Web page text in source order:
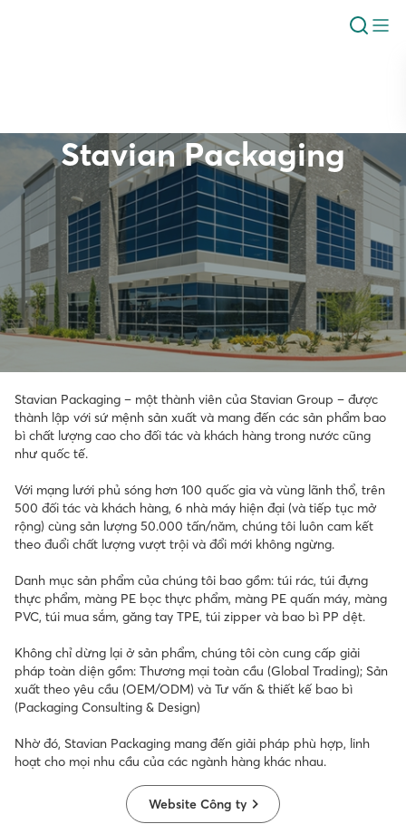
Stavian Packaging
Giới thiệu
Stavian Packaging – một thành viên của Stavian Group – được
thành lập với sứ mệnh sản xuất và mang đến các sản phẩm bao
bì chất lượng cao cho đối tác và khách hàng trong nước cũng
như quốc tế.
Với mạng lưới phủ sóng hơn 100 quốc gia và vùng lãnh thổ, trên
500 đối tác và khách hàng, 6 nhà máy hiện đại (và tiếp tục mở
rộng) cùng sản lượng 50.000 tấn/năm, chúng tôi luôn cam kết
theo đuổi chất lượng vượt trội và đổi mới không ngừng.
Danh mục sản phẩm của chúng tôi bao gồm: túi rác, túi đựng
thực phẩm, màng PE bọc thực phẩm, màng PE quấn máy, màng
PVC, túi mua sắm, găng tay TPE, túi zipper và bao bì PP dệt.
Không chỉ dừng lại ở sản phẩm, chúng tôi còn cung cấp giải
pháp toàn diện gồm: Thương mại toàn cầu (Global Trading); Sản
xuất theo yêu cầu (OEM/ODM) và Tư vấn & thiết kế bao bì
(Packaging Consulting & Design)
Nhờ đó, Stavian Packaging mang đến giải pháp phù hợp, linh
hoạt cho mọi nhu cầu của các ngành hàng khác nhau.
Website Công ty